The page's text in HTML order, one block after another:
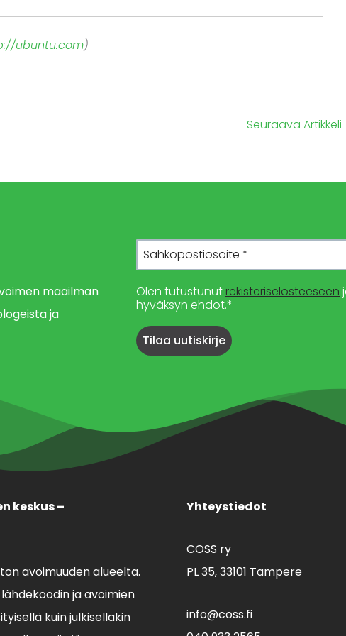
ubuntu.com)
Seuraava Artikkeli
maailman
ja
Olen tutustunut rekisteriselosteeseen
hyväksyn ehdot.*
keskus –
avoimuuden alueelta.
ja avoimien
kuin julkisellakin
Yhteystiedot
COSS ry
PL 35,33101 Tampere
info@coss.fi